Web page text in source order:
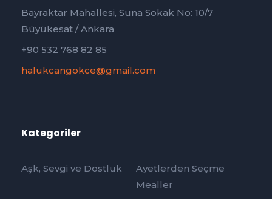
Bayraktar Mahallesi, Suna Sokak No: 10/7
Büyükesat / Ankara
+90 532 768 82 85
halukcangokce@gmail.com
Kategoriler
Aşk, Sevgi ve Dostluk
Ayetlerden Seçme
Mealler